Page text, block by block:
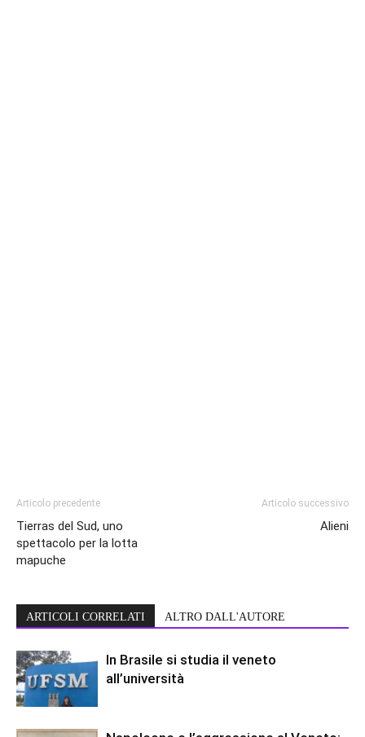
Articolo precedente
Tierras del Sud, uno
spettacolo per la lotta
mapuche
Articolo successivo
Alieni
ARTICOLI CORRELATI ALTRO DALL'AUTORE
In Brasile si studia il veneto
all’università